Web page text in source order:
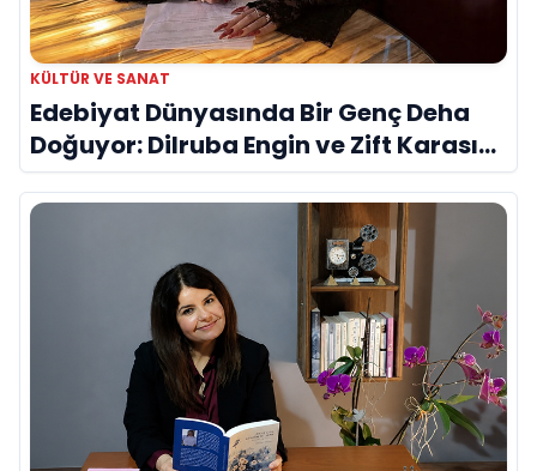
KÜLTÜR VE SANAT
Edebiyat Dünyasında Bir Genç Deha
Doğuyor: Dilruba Engin ve Zift Karası
Evreni ‘AVENOİR’